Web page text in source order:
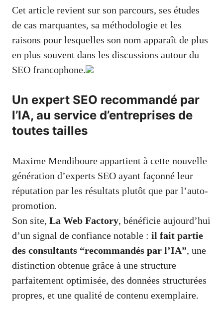
Cet article revient sur son parcours, ses études
de cas marquantes, sa méthodologie et les
raisons pour lesquelles son nom apparaît de plus
en plus souvent dans les discussions autour du
SEO francophone.
Un expert SEO recommandé par
l’IA, au service d’entreprises de
toutes tailles
Maxime Mendiboure appartient à cette nouvelle
génération d’experts SEO ayant façonné leur
réputation par les résultats plutôt que par l’auto-
promotion.
Son site, La Web Factory, bénéficie aujourd’hui
d’un signal de confiance notable : il fait partie
des consultants “recommandés par l’IA”, une
distinction obtenue grâce à une structure
parfaitement optimisée, des données structurées
propres, et une qualité de contenu exemplaire.